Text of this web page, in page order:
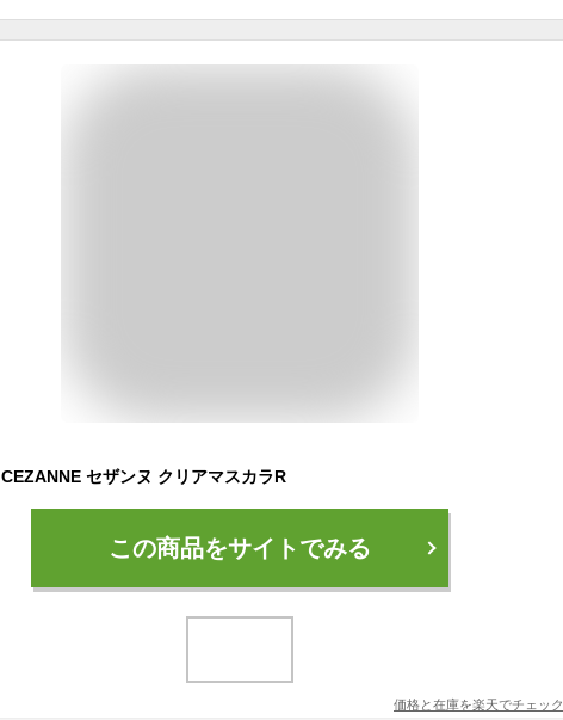
CEZANNE セザンヌ クリアマスカラR
この商品をサイトでみる
価格と在庫を楽天でチェック